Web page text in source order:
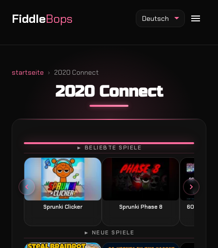
FiddleBops
Fiddlebops Mod
Incredibox Mod
Sprunki Mod
Deutsch
startseite 2020 Connect
2020 Connect
► BELIEBTE SPIELE
Sprunki Clicker Sprunki Phase 8 60
SPIELEN
► NEUE SPIELE